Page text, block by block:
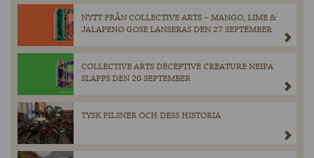
NYTT FRÅN COLLECTIVE ARTS – MANGO, LIME &
JALAPENO GOSE LANSERAS DEN 27 SEPTEMBER
COLLECTIVE ARTS DECEPTIVE CREATURE NEIPA
SLÄPPS DEN 20 SEPTEMBER
TYSK PILSNER OCH DESS HISTORIA